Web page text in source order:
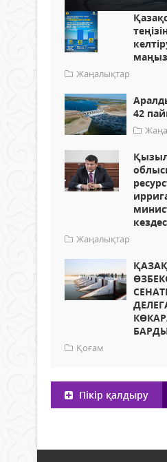
Жаңалықтар
42
Жаңалықтар
Қоғам
Пікір қалдыру